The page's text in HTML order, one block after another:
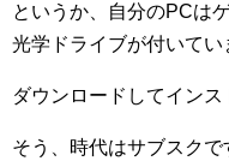
というか、自分のPCは
光学ドライブが付いてい
ダウンロードしてインス
そう、時代はサブスクで